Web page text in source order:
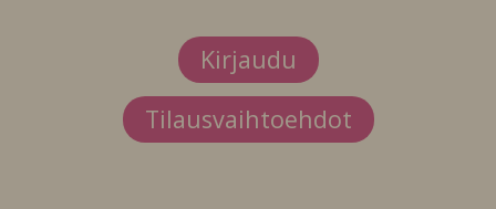
Kirjaudu
Tilausvaihtoehdot